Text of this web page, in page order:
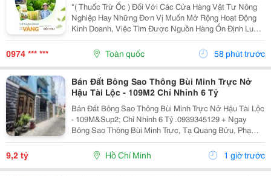
"( Thuốc Trừ Ốc ) Đối Với Các Cửa Hàng Vật Tư Nông
Nghiệp Hay Những Đơn Vị Muốn Mở Rộng Hoạt Động
Kinh Doanh, Việc Tìm Được Nguồn Hàng Ổn Định Luôn
Là Yếu Tố Quan Trọng Hàng Đầu. Không Chỉ Ảnh Hưởng
Đến Giá Nhập, Nguồn Cung Mà Còn Quyết Định Khả
Năng...
0974 *** *** Toàn quốc 58 phút trước
Bán Đất Bông Sao Thông Bùi Minh Trực Nở
Hậu Tài Lộc - 109M2 Chỉ Nhỉnh 6 Tỷ
Bán Đất Bông Sao Thông Bùi Minh Trực Nở Hậu Tài Lộc
- 109M&Sup2; Chỉ Nhỉnh 6 Tỷ .0939345129 + Ngay
Bông Sao Thông Bùi Minh Trực, Tạ Quang Bửu, Phạm
Thế Hiển, Liên Tỉnh 5... + Tiện Ích: Gần Chợ Nhị Thiên
Đường, Trường Học Các Cấp, Bến Xe Q8......
9,2 tỷ Hồ Chí Minh 1 giờ trước